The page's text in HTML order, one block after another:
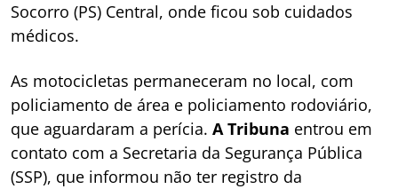
Socorro (PS) Central, onde ficou sob cuidados
médicos.
As motocicletas permaneceram no local, com
policiamento de área e policiamento rodoviário,
que aguardaram a perícia. A Tribuna entrou em
contato com a Secretaria da Segurança Pública
(SSP), que informou não ter registro da